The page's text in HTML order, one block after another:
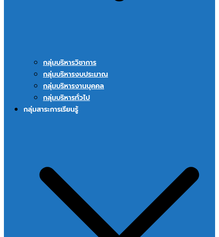
กลุ่มบริหารวิชาการ
กลุ่มบริหารงบประมาณ
กลุ่มบริหารงานบุคคล
กลุ่มบริหารทั่วไป
กลุ่มสาระการเรียนรู้